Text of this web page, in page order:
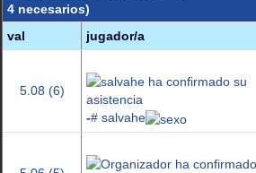
4 necesarios)
val
jugador/a
5.08 (6)
-# salvahe